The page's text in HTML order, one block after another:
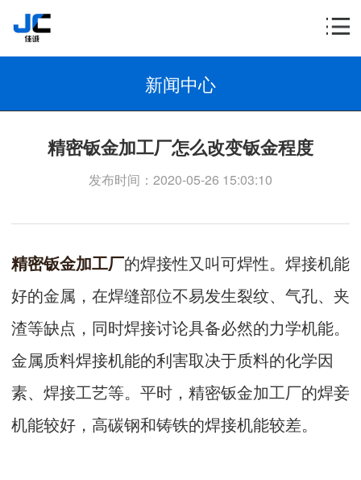
新闻中心
精密钣金加工厂怎么改变钣金程度
发布时间：2020-05-26 15:03:10
精密钣金加工厂的焊接性又叫可焊性。焊接机能
好的金属，在焊缝部位不易发生裂纹、气孔、夹
渣等缺点，同时焊接讨论具备必然的力学机能。
金属质料焊接机能的利害取决于质料的化学因
素、焊接工艺等。平时，精密钣金加工厂的焊妾
机能较好，高碳钢和铸铁的焊接机能较差。